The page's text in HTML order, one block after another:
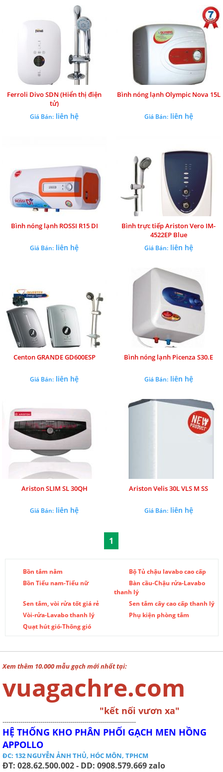
Ferroli Divo SDN (Hiển thị điện
tử)
Giá Bán: liên hệ
Bình nóng lạnh Olympic Nova 15L
Giá Bán:liên hệ
Bình nóng lạnh ROSSI R15 DI
Giá Bán: liên hệ
Bình trực tiếp Ariston Vero IM-
4522EP Blue
Giá Bán:liên hệ
Centon GRANDE GD600ESP
Giá Bán: liên hệ
Bình nóng lạnh Picenza S30.E
Giá Bán:liên hệ
Ariston SLIM SL 30QH
Giá Bán: liên hệ
Ariston Velis 30L VLS M SS
Giá Bán:liên hệ
1
Bồn tắm nằm
Bộ Tủ chậu lavabo cao cấp
Bồn Tiểu nam-Tiểu nữ
Bàn cầu-Chậu rửa-Lavabo
thanh lý
Sen tắm, vòi rửa tốt giá rẻ
Sen tắm cây cao cấp thanh lý
Vòi-rửa-Lavabo thanh lý
Phụ kiện phòng tắm
Quạt hút gió-Thông gió
Xem thêm 10.000 mẫu gạch mới nhất tại:
vuagachre.com
"kết nối vươn xa"
-------------------------------------------------------------------
HỆ THỐNG KHO PHÂN PHỐI GẠCH MEN HỒNG
APPOLLO
ĐC: 132 NGUYỄN ẢNH THỦ, HÓC MÔN, TPHCM
ĐT: 028.62.500.002 - DD: 0908.579.669 zalo